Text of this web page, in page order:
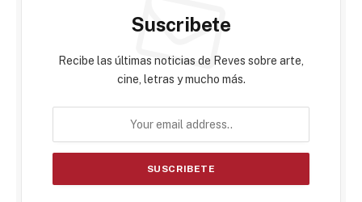
Suscribete
Recibe las últimas noticias de Reves sobre arte,
cine, letras y mucho más.